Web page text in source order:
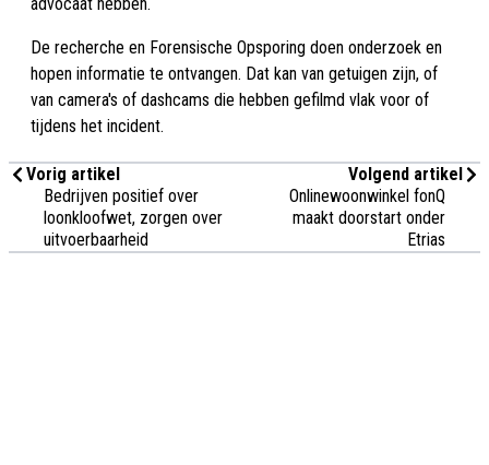
De recherche en Forensische Opsporing doen onderzoek en
hopen informatie te ontvangen. Dat kan van getuigen zijn, of
van camera's of dashcams die hebben gefilmd vlak voor of
tijdens het incident.
Vorig artikel
Bedrijven positief over
loonkloofwet, zorgen over
uitvoerbaarheid
Volgend artikel
Onlinewoonwinkel fonQ
maakt doorstart onder
Etrias